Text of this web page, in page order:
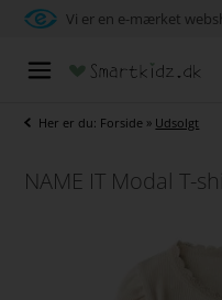
Vi er en e-mærket
Her er du: Forside » Udsolgt
NAME IT Modal T-